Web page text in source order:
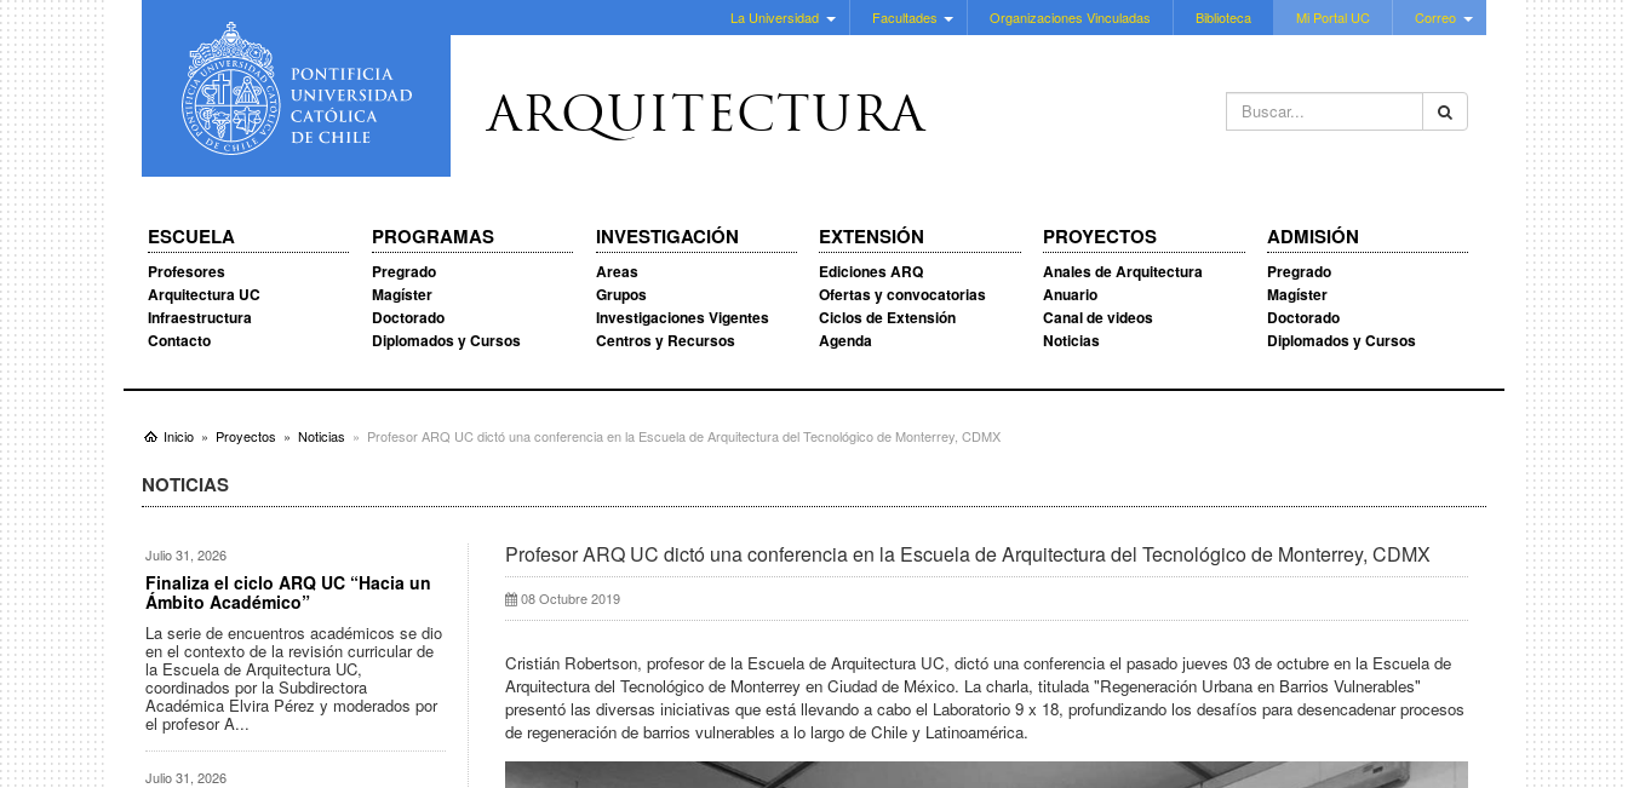
La Universidad Facultades Organizaciones Vinculadas Biblioteca Mi Portal UC Correo
Buscar...
ARQUITECTURA
ESCUELA
Profesores
Arquitectura UC
Infraestructura
Contacto
PROGRAMAS
Pregrado
Magíster
Doctorado
Diplomados y Cursos
INVESTIGACIÓN
Areas
Grupos
Investigaciones Vigentes
Centros y Recursos
EXTENSIÓN
Ediciones ARQ
Ofertas y convocatorias
Ciclos de Extensión
Agenda
PROYECTOS
Anales de Arquitectura
Anuario
Canal de videos
Noticias
ADMISIÓN
Pregrado
Magíster
Doctorado
Diplomados y Cursos
Inicio Proyectos Noticias Profesor ARQ UC dictó una conferencia en la Escuela de Arquitectura del Tecnológico de Monterrey, CDMX
NOTICIAS
Profesor ARQ UC dictó una conferencia en la Escuela de Arquitectura del Tecnológico de Monterrey, CDMX
08 Octubre 2019
Cristián Robertson, profesor de la Escuela de Arquitectura UC, dictó una conferencia el pasado jueves 03 de octubre en la Escuela de
Arquitectura del Tecnológico de Monterrey en Ciudad de México. La charla, titulada "Regeneración Urbana en Barrios Vulnerables"
presentó las diversas iniciativas que está llevando a cabo el Laboratorio 9 x 18, profundizando los desafíos para desencadenar procesos
de regeneración de barrios vulnerables a lo largo de Chile y Latinoamérica.
Julio 31, 2026
Finaliza el ciclo ARQ UC “Hacia un
Ámbito Académico”
La serie de encuentros académicos se dio
en el contexto de la revisión curricular de
la Escuela de Arquitectura UC,
coordinados por la Subdirectora
Académica Elvira Pérez y moderados por
el profesor A...
Julio 31, 2026